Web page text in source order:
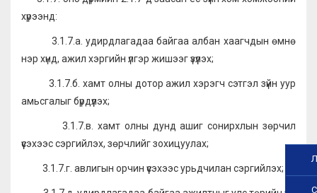
хүрээнд:
3.1.7.а. удирдлагадаа байгаа албан хаагчдын өмнө
нэр хүнд, ажил хэргийн үлгэр жишээг үзүүлэх;
3.1.7.б. хамт олны дотор ажил хэрэгч сэтгэл зүйн уур
амьсгалыг бүрдүүлэх;
3.1.7.в. хамт олны дунд ашиг сонирхлын зөрчил
үүсэхээс сэргийлэх, зөрчлийг зохицуулах;
3.1.7.г. авлигын орчин үүсэхээс урьдчилан сэргийлэх;